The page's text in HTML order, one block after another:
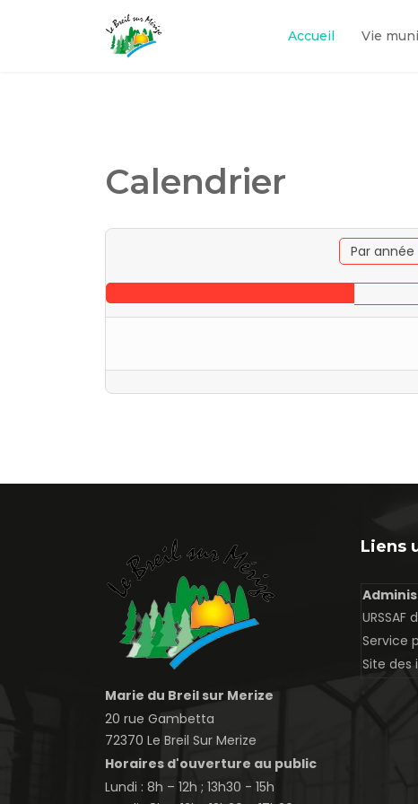
Accueil Vie
Calendrier
Par année
Marie du Breil sur Merize
20 rue Gambetta
72370 Le Breil Sur Merize
Horaires d'ouverture au public
Lundi : 8h – 12h ; 13h30 - 15h
Liens
URSSAF
Service
Site des